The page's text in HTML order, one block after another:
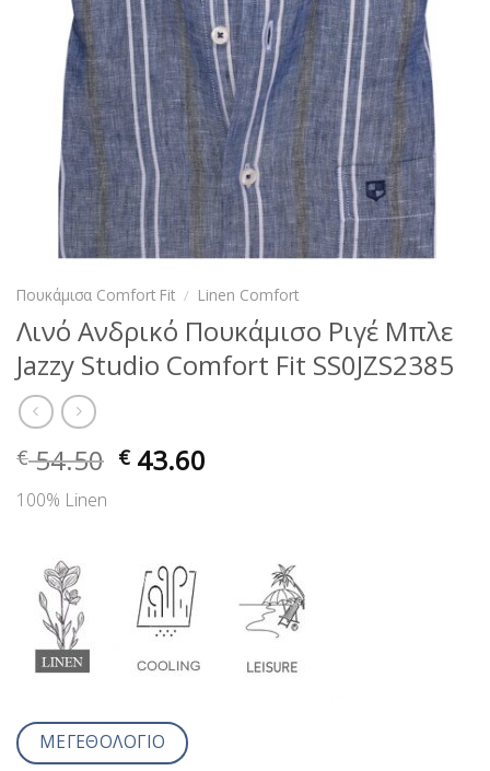
Πουκάμισα Comfort Fit / Linen Comfort
Λινό Ανδρικό Πουκάμισο Ριγέ Μπλε
Jazzy Studio Comfort Fit SS0JZS2385
€54.50 € 43.60
100% Linen
ΜΕΓΕΘΟΛΟΓΙΟ